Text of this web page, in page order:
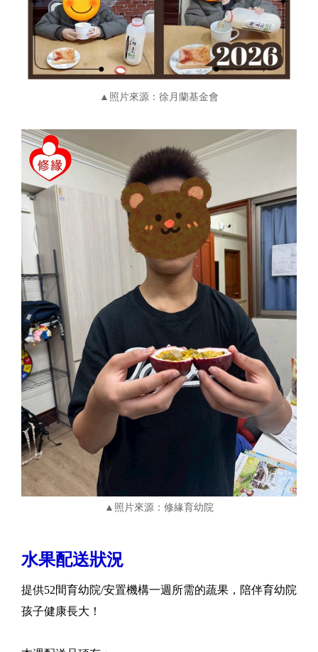
▲照片來源：徐月蘭基金會
▲照片來源：修緣育幼院
水果配送狀況
提供52間育幼院/安置機構一週所需的蔬果，陪伴育幼院
孩子健康長大！